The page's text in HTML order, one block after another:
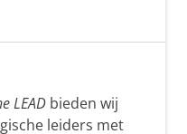
LEAD bieden wij
leiders met